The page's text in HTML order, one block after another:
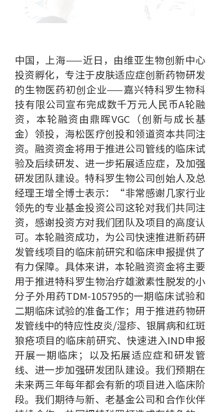
中国，上海——近日，由维亚生物创新中心
投资孵化，专注于皮肤适应症创新药物研发
的生物医药初创企业——嘉兴特科罗生物科
技有限公司宣布完成数千万元人民币A轮融
资，本轮融资由鼎晖VGC（创新与成长基
金）领投，海松医疗创投和领道资本共同注
资。融资资金将用于推进公司管线的临床试
验及后续研发、进一步拓展适应症，及加强
研发团队建设。特科罗生物公司创始人及总
经理王增全博士表示：“非常感谢几家行业
领先的专业基金投资公司这轮对我们共同注
资，感谢投资方对我们团队及项目的高度认
可。本轮融资成功，为公司快速推进新药研
发管线项目的临床前研究和临床申报提供了
有力保障。具体来讲，本轮融资资金将主要
用于推进特科罗生物治疗雄激素性脱发的小
分子外用药TDM-105795的一期临床试验和
二期临床试验的准备工作；用于推进药物研
发管线中的特应性皮炎/湿疹、银屑病和红斑
狼疮项目的临床前研究、快速进入IND申报
开展一期临床；以及拓展适应症和研发管
线、进一步加强研发团队建设。我们预期在
未来两三年每年都会有新的项目进入临床阶
段。我们期待与新、老基金公司和合作伙伴